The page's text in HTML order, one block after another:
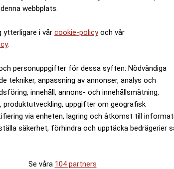
webbplats.
ytterligare i vår cookie-policyoch vår
.
personuppgifter för dessa syften: Nödvändiga
tekniker, anpassning av annonser, analys och
innehåll, annons- och innehållsmätning,
produktutveckling, uppgifter om geografisk
via enheten, lagring och åtkomst till
säkerhet, förhindra och upptäcka bedrägerier
Se våra 104 partners